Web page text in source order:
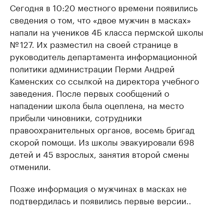
Сегодня в 10:20 местного времени появились
сведения о том, что «двое мужчин в масках»
напали на учеников 4Б класса пермской школы
№ 127. Их разместил на своей странице в
руководитель департамента информационной
политики администрации Перми Андрей
Каменских со ссылкой на директора учебного
заведения. После первых сообщений о
нападении школа была оцеплена, на место
прибыли чиновники, сотрудники
правоохранительных органов, восемь бригад
скорой помощи. Из школы эвакуировали 698
детей и 45 взрослых, занятия второй смены
отменили.
Позже информация о мужчинах в масках не
подтвердилась и появились первые версии..